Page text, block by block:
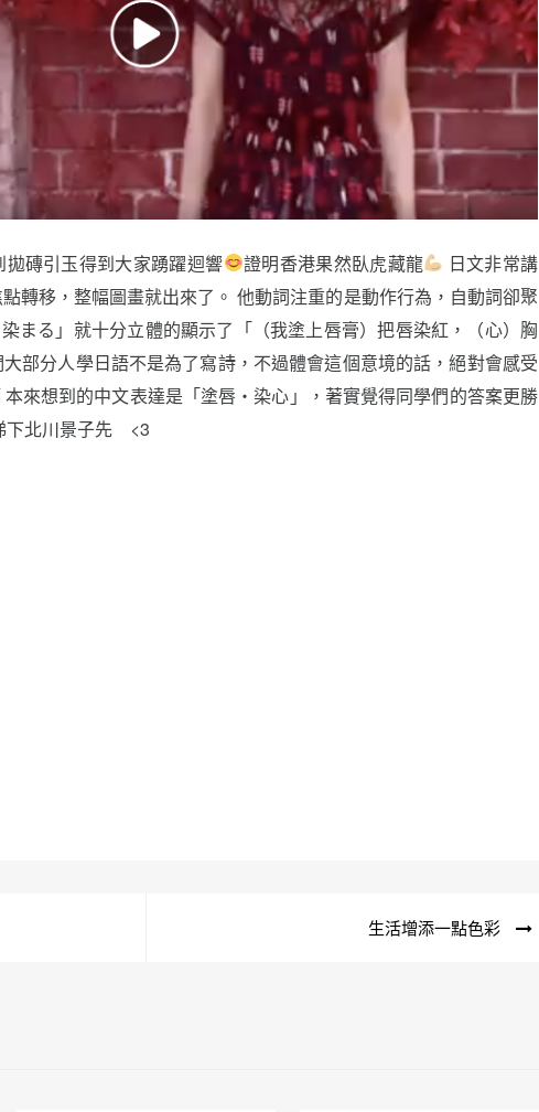
拋磚引玉得到大家踴躍迴響 證明香港果然臥虎藏龍
日文非常講
轉移，整幅圖畫就出來了。 他動詞注重的是動作行為，自動詞卻聚
まる」就十分立體的顯示了「（我塗上唇膏）把唇染紅，（心）胸
部分人學日語不是為了寫詩，不過體會這個意境的話，絕對會感受
來想到的中文表達是「塗唇・染心」，著實覺得同學們的答案更勝
下北川景子先 <3
生活增添一點色彩